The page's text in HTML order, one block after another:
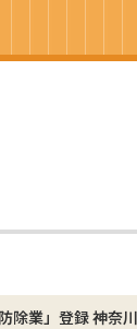
除業」登録 神奈